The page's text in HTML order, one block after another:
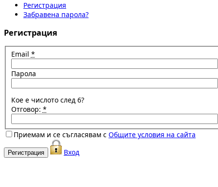
Регистрация
Забравена парола?
Регистрация
Email *
Парола
Кое е числото след 6?
Отговор: *
Приемам и се съгласявам с Общите условия на сайта
Вход